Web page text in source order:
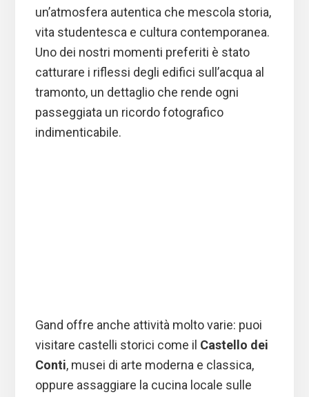
un’atmosfera autentica che mescola storia,
vita studentesca e cultura contemporanea.
Uno dei nostri momenti preferiti è stato
catturare i riflessi degli edifici sull’acqua al
tramonto, un dettaglio che rende ogni
passeggiata un ricordo fotografico
indimenticabile.
Gand offre anche attività molto varie: puoi
visitare castelli storici come il Castello dei
Conti, musei di arte moderna e classica,
oppure assaggiare la cucina locale sulle